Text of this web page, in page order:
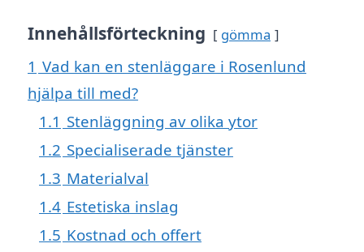
Innehållsförteckning gömma
1 Vad kan en stenläggare i Rosenlund
hjälpa till med?
1.1 Stenläggning av olika ytor
1.2 Specialiserade tjänster
1.3 Materialval
1.4 Estetiska inslag
1.5 Kostnad och offert